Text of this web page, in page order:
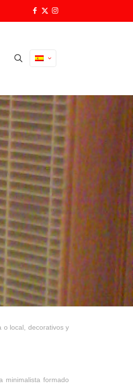
o local, decorativos y
minimalista formado